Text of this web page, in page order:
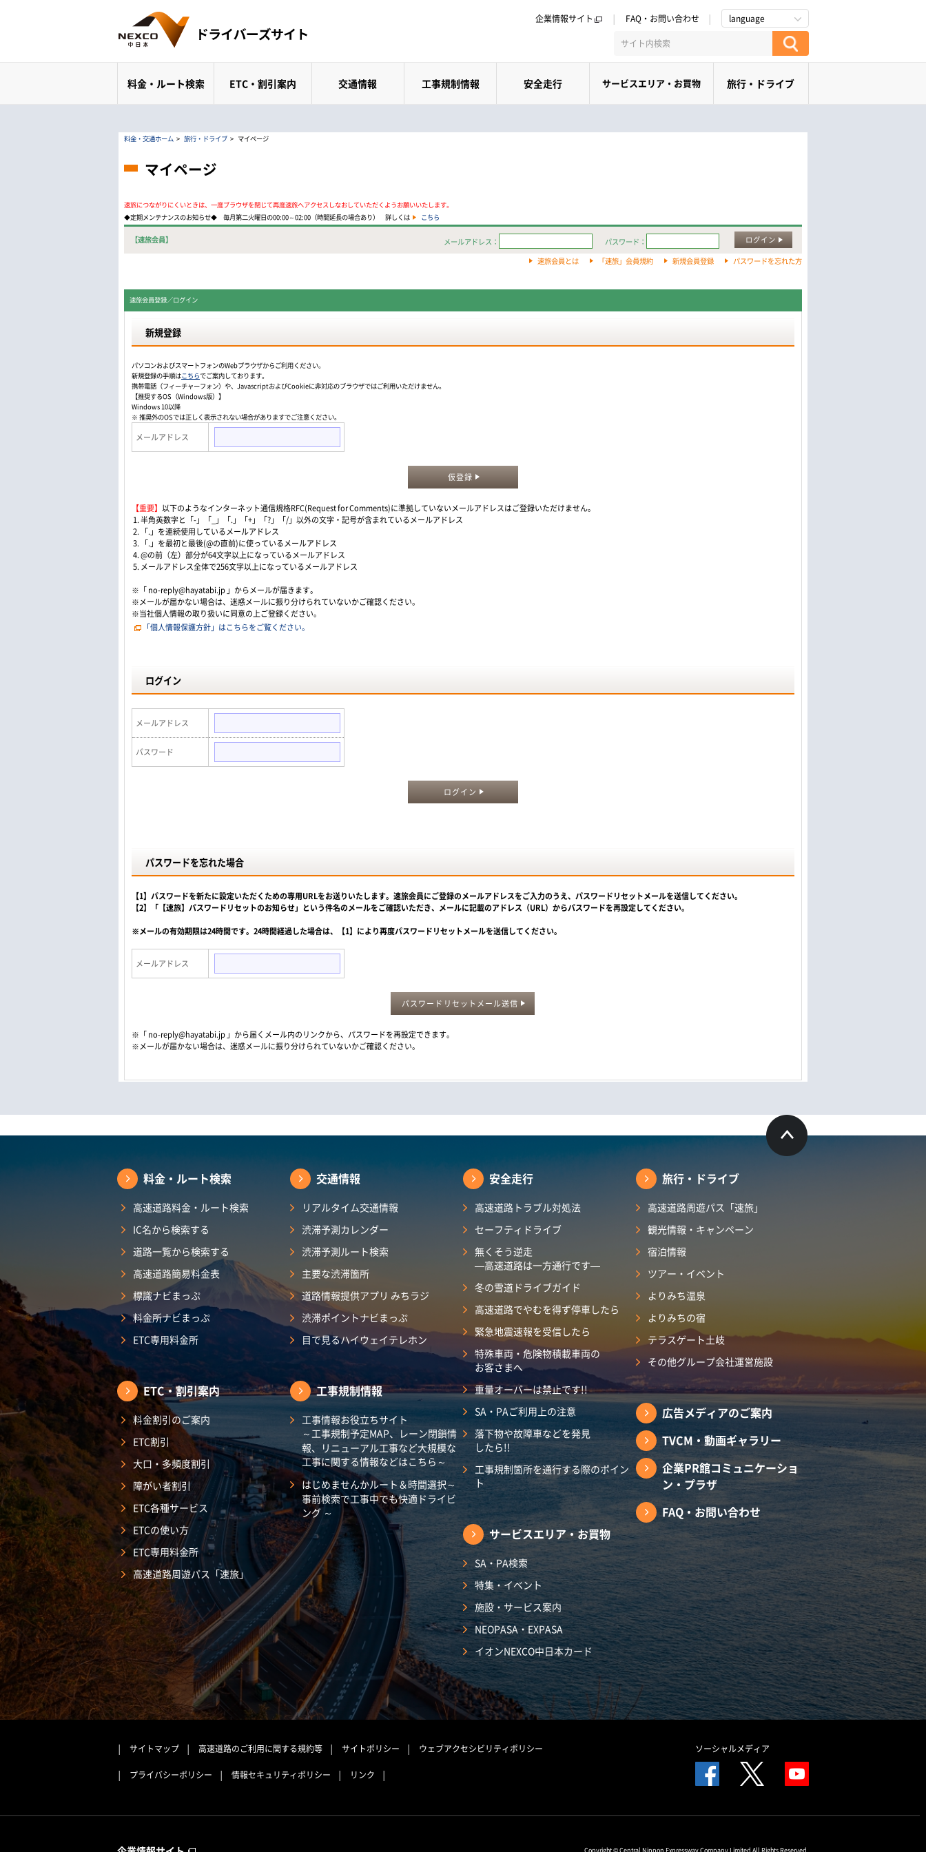
企業情報サイト FAQ・お問い合わせ language
料金・ルート検索 ETC・割引案内 交通情報 工事規制情報 安全走行 サービスエリア・お買物 旅行・ドライブ
料金・交通ホーム > 旅行・ドライブ > マイページ
マイページ
速旅につながりにくいときは、一度ブラウザを閉じて再度速旅へアクセスしなおしていただくようお願いいたします。
◆定期メンテナンスのお知らせ◆ 毎月第二火曜日の00:00～02:00（時間延長の場合あり） 詳しくは
こちら
【速旅会員】 メールアドレス： パスワード： ログイン
速旅会員とは 「速旅」会員規約 新規会員登録 パスワードを忘れた方
速旅会員登録／ログイン
新規登録
パソコンおよびスマートフォンのWebプラウザからご利用ください。
新規登録の手順はこちらでご案内しております。
携帯電話（フィーチャーフォン）や、JavascriptおよびCookieに非対応のブラウザではご利用いただけません。
【推奨するOS（Windows版）】
Windows 10以降
※ 推奨外のOSでは正しく表示されない場合がありますでご注意ください。
メールアドレス
仮登録
【重要】 以下のようなインターネット通信規格RFC(Request for Comments)に準拠していないメールアドレスはご登録いただけません。
1. 半角英数字と「-」「_」「.」「+」「?」「/」以外の文字・記号が含まれているメールアドレス
2. 「.」を連続使用しているメールアドレス
3. 「.」を最初と最後(@の直前)に使っているメールアドレス
4. @の前（左）部分が64文字以上になっているメールアドレス
5. メールアドレス全体で256文字以上になっているメールアドレス
※「 no-reply@hayatabi.jp 」からメールが届きます。
※メールが届かない場合は、迷惑メールに振り分けられていないかご確認ください。
※当社個人情報の取り扱いに同意の上ご登録ください。
「個人情報保護方針」はこちらをご覧ください。
ログイン
メールアドレス
パスワード
ログイン
パスワードを忘れた場合
【1】パスワードを新たに設定いただくための専用URLをお送りいたします。速旅会員にご登録のメールアドレスをご入力のうえ、パスワードリセットメールを送信してください。
【2】「【速旅】パスワードリセットのお知らせ」という件名のメールをご確認いただき、メールに記載のアドレス（URL）からパスワードを再設定してください。
※メールの有効期限は24時間です。24時間経過した場合は、【1】により再度パスワードリセットメールを送信してください。
メールアドレス
パスワードリセットメール送信
※「 no-reply@hayatabi.jp 」から届くメール内のリンクから、パスワードを再設定できます。
※メールが届かない場合は、迷惑メールに振り分けられていないかご確認ください。
料金・ルート検索
高速道路料金・ルート検索
IC名から検索する
道路一覧から検索する
高速道路簡易料金表
標識ナビまっぷ
料金所ナビまっぷ
ETC専用料金所
ETC・割引案内
料金割引のご案内
ETC割引
大口・多頻度割引
障がい者割引
ETC各種サービス
ETCの使い方
ETC専用料金所
高速道路周遊パス「速旅」
交通情報
リアルタイム交通情報
渋滞予測カレンダー​
渋滞予測ルート検索
主要な渋滞箇所
道路情報提供アプリ みちラジ
渋滞ポイントナビまっぷ
目で見るハイウェイテレホン
工事規制情報
工事情報お役立ちサイト
～工事規制予定MAP、レーン閉鎖情
報、リニューアル工事など大規模な
工事に関する情報などはこちら～
はじめませんかルート＆時間選択～
事前検索で工事中でも快適ドライビ
ング ～
安全走行
高速道路トラブル対処法
セーフティドライブ
無くそう逆走
―高速道路は一方通行です―
冬の雪道ドライブガイド
高速道路でやむを得ず停車したら
緊急地震速報を受信したら
特殊車両・危険物積載車両の
お客さまへ
重量オーバーは禁止です!!
SA・PAご利用上の注意
落下物や故障車などを発見
したら!!
工事規制箇所を通行する際のポイン
ト
サービスエリア・お買物
SA・PA検索
特集・イベント
施設・サービス案内
NEOPASA・EXPASA
イオンNEXCO中日本カード
旅行・ドライブ
高速道路周遊パス「速旅」
観光情報・キャンペーン
宿泊情報
ツアー・イベント
よりみち温泉
よりみちの宿
テラスゲート土岐
その他グループ会社運営施設
広告メディアのご案内
TVCM・動画ギャラリー
企業PR館コミュニケーショ
ン・プラザ
FAQ・お問い合わせ
サイトマップ 高速道路のご利用に関する規約等 サイトポリシー ウェブアクセシビリティポリシー
プライバシーポリシー 情報セキュリティポリシー リンク
ソーシャルメディア